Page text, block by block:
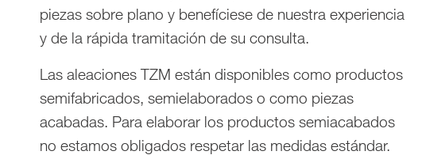
piezas sobre plano y benefíciese de nuestra experiencia
y de la rápida tramitación de su consulta.
Las aleaciones TZM están disponibles como productos
semifabricados, semielaborados o como piezas
acabadas. Para elaborar los productos semiacabados
no estamos obligados respetar las medidas estándar.